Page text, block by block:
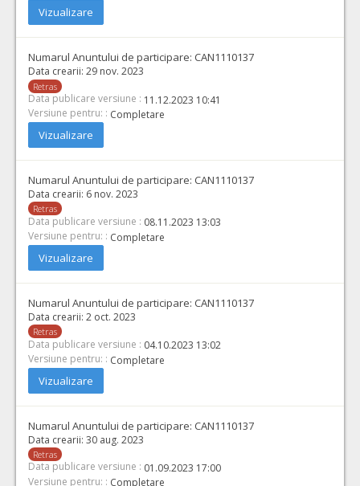
Vizualizare
Numarul Anuntului de participare: CAN1110137
Data crearii: 29 nov. 2023
Retras
Data publicare versiune : 11.12.2023 10:41
Versiune pentru: : Completare
Vizualizare
Numarul Anuntului de participare: CAN1110137
Data crearii: 6 nov. 2023
Retras
Data publicare versiune : 08.11.2023 13:03
Versiune pentru: : Completare
Vizualizare
Numarul Anuntului de participare: CAN1110137
Data crearii: 2 oct. 2023
Retras
Data publicare versiune : 04.10.2023 13:02
Versiune pentru: : Completare
Vizualizare
Numarul Anuntului de participare: CAN1110137
Data crearii: 30 aug. 2023
Retras
Data publicare versiune : 01.09.2023 17:00
Versiune pentru: : Completare